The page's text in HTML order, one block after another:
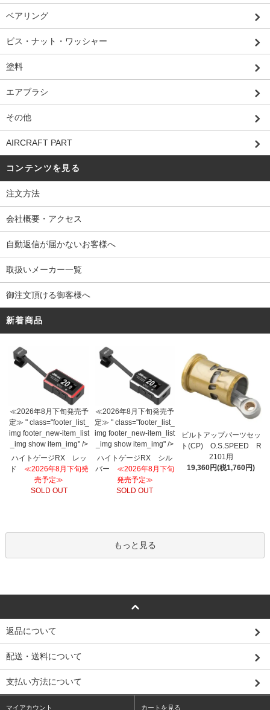
ベアリング
ビス・ナット・ワッシャー
塗料
エアブラシ
その他
AIRCRAFT PART
コンテンツを見る
注文方法
会社概要・アクセス
自動返信が届かないお客様へ
取扱いメーカー一覧
御注文頂ける御客様へ
新着商品
≪2026年8月下旬発売予
定≫ " class="footer_list_
img footer_new-item_list
_img show item_img" />
ハイトゲージRX レッ
ド ≪2026年8月下旬発
売予定≫
SOLD OUT
≪2026年8月下旬発売予
定≫ " class="footer_list_
img footer_new-item_list
_img show item_img" />
ハイトゲージRX シル
バー ≪2026年8月下旬
発売予定≫
SOLD OUT
ビルトアップパーツセッ
ト(CP) O.S.SPEED R
2101用
19,360円(税1,760円)
もっと見る
返品について
配送・送料について
支払い方法について
マイアカウント カートを見る